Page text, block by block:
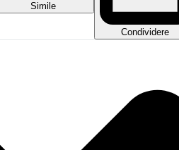
Simile
Condividere